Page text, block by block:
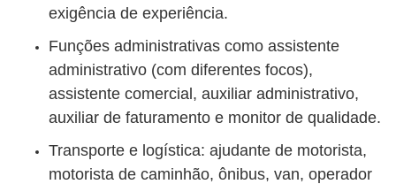
exigência de experiência.
Funções administrativas como assistente
administrativo (com diferentes focos),
assistente comercial, auxiliar administrativo,
auxiliar de faturamento e monitor de qualidade.
Transporte e logística: ajudante de motorista,
motorista de caminhão, ônibus, van, operador